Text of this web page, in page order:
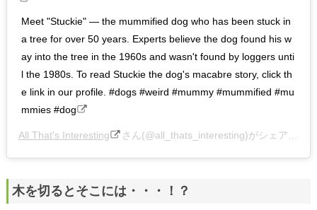
Meet "Stuckie" — the mummified dog who has been stuck in
a tree for over 50 years. Experts believe the dog found his w
ay into the tree in the 1960s and wasn't found by loggers unti
l the 1980s. To read Stuckie the dog's macabre story, click th
e link in our profile. #dogs #weird #mummy #mummified #mu
mmies #dog
All That's Interesting さん(@all_thats_interesting)がシェアした投稿 –
木を切るとそこには・・・！？